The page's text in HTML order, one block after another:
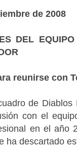
de 2008
DEL
reunirse con
de
con el
en el año
ha descartado